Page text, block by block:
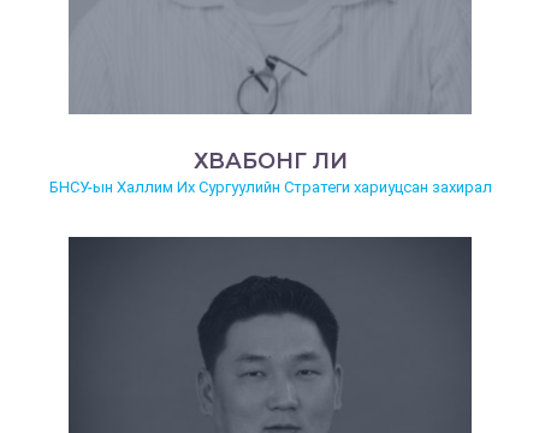
ХВАБОНГ ЛИ
БНСУ-ын Халлим Их Сургуулийн Стратеги хариуцсан захирал